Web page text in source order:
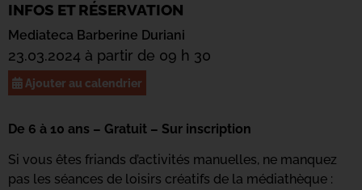
INFOS ET RÉSERVATION
Mediateca Barberine Duriani
23.03.2024 à partir de 09 h 30
Ajouter au calendrier
De 6 à 10 ans – Gratuit – Sur inscription
Si vous êtes friands d’activités manuelles, ne manquez
pas les séances de loisirs créatifs de la médiathèque :